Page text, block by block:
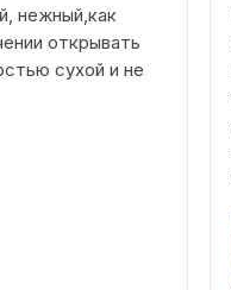
нежный,как
открывать
сухой и не